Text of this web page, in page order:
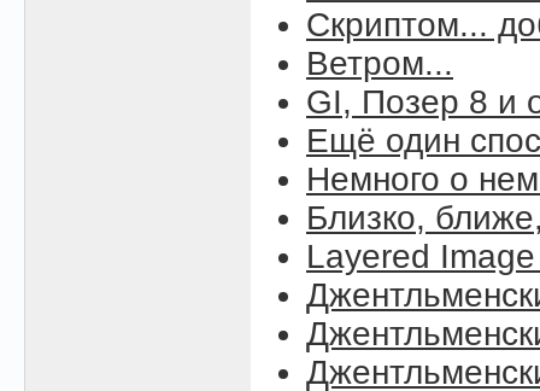
Скриптом...
Ветром...
GI, Позер 8 и
Ещё один
Немного о
Близко,
Layered